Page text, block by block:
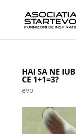
HAI SA NE
CE 1+1=3?
evo